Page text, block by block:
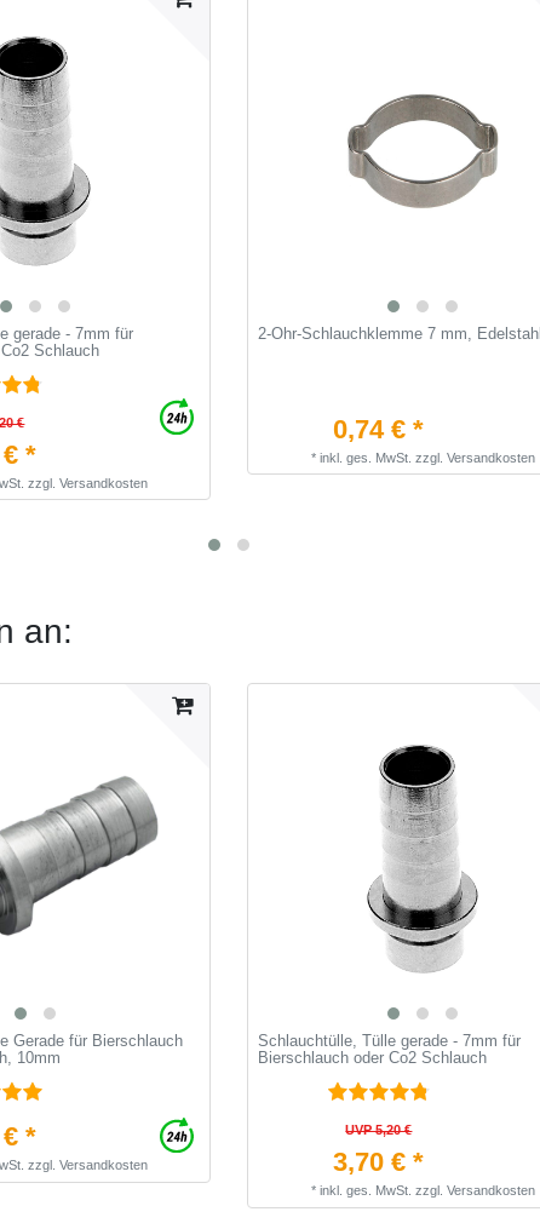
gerade - 7mm für
Schlauch
€
*
zzgl. Versandkosten
2-Ohr-Schlauchklemme 7 mm, Edelstahl
0,74 € *
* inkl. ges. MwSt. zzgl. Versandkosten
an:
Gerade für Bierschlauch
10mm
*
zzgl. Versandkosten
Schlauchtülle, Tülle gerade - 7mm für
Bierschlauch oder Co2 Schlauch
UVP 5,20 €
3,70 € *
* inkl. ges. MwSt. zzgl. Versandkosten